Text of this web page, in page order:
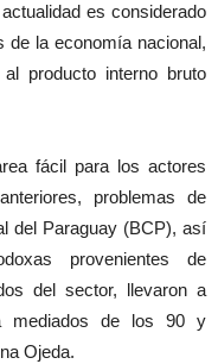
es considerado
la economía nacional,
producto interno bruto
fácil para los actores
problemas de
del Paraguay (BCP), así
provenientes de
del sector, llevaron a
mediados de los 90 y
Ojeda.